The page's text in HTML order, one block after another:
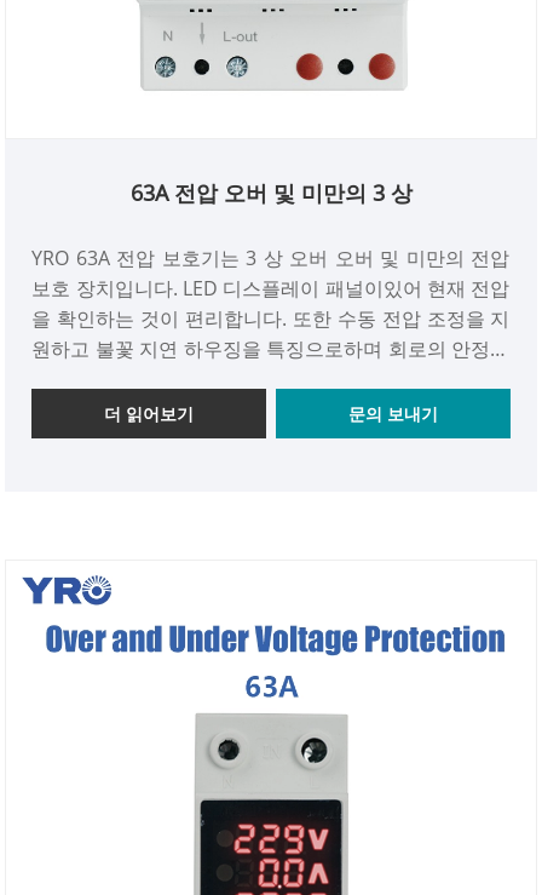
63A 전압 오버 및 미만의 3 상
YRO 63A 전압 보호기는 3 상 오버 오버 및 미만의 전압
보호 장치입니다. LED 디스플레이 패널이있어 현재 전압
을 확인하는 것이 편리합니다. 또한 수동 전압 조정을 지
원하고 불꽃 지연 하우징을 특징으로하며 회로의 안정적
더 읽어보기 문의 보내기